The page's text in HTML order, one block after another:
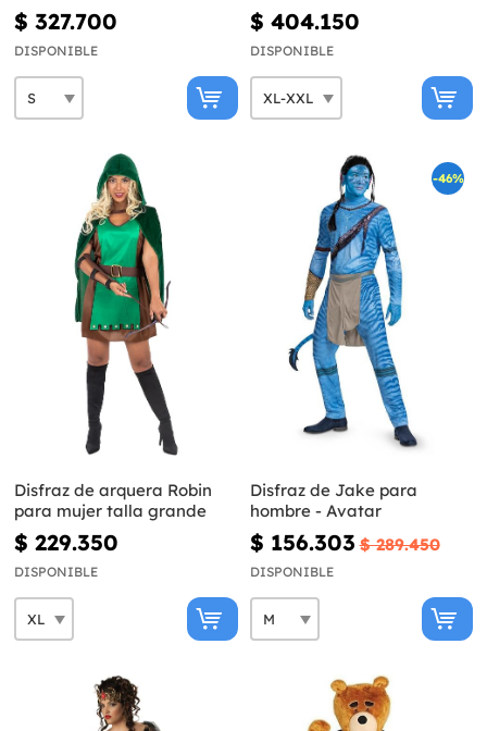
$ 327.700
DISPONIBLE
$ 404.150
DISPONIBLE
Disfraz de arquera Robin
para mujer talla grande
$ 229.350
DISPONIBLE
-46%
Disfraz de Jake para
hombre - Avatar
$ 156.303 $ 289.450
DISPONIBLE